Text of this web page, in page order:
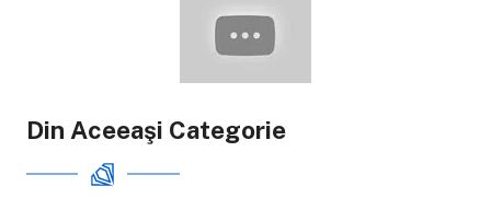
Din Aceeaşi Categorie